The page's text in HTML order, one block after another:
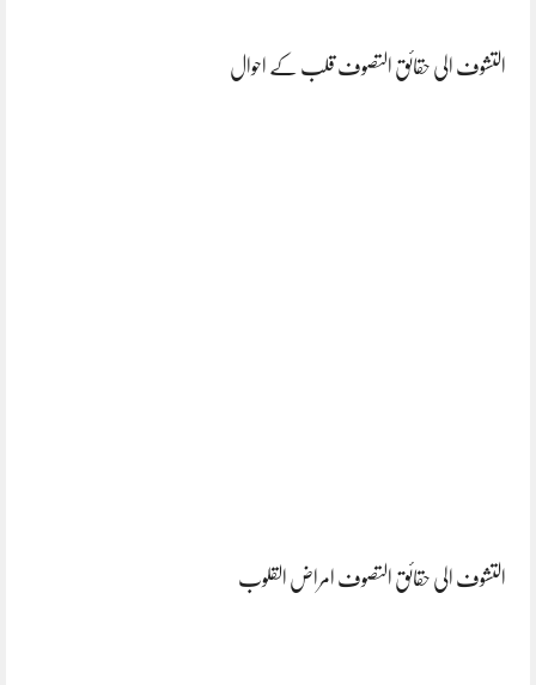
التشوف الی حقائق التصوف قلب کے احوال
التشوف الی حقائق التصوف امراض القلوب